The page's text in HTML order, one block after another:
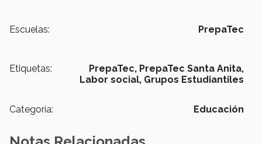
Escuelas: PrepaTec
Etiquetas: PrepaTec, PrepaTec Santa Anita,
Labor social, Grupos Estudiantiles
Categoría: Educación